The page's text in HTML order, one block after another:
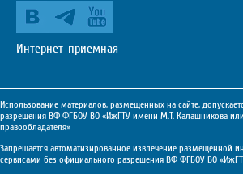
Интернет-приемная
Использование материалов, размещенных на сайте,
разрешения ВФ ФГБОУ ВО «ИжГТУ имени М.Т. Калашникова или
правообладателя»
Запрещается автоматизированное извлечение
сервисами без официального разрешения ВФ ФГБОУ ВО